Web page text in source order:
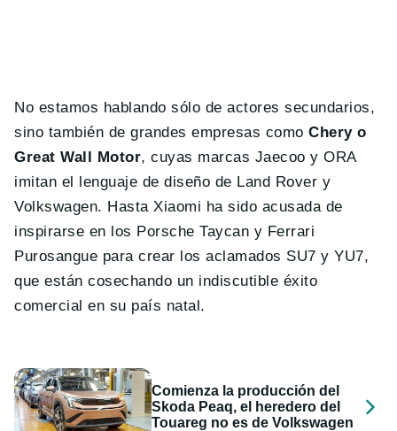
No estamos hablando sólo de actores secundarios,
sino también de grandes empresas comoChery o
Great Wall Motor, cuyas marcas Jaecoo y ORA
imitan el lenguaje de diseño de Land Rover y
Volkswagen. Hasta Xiaomi ha sido acusada de
inspirarse en los Porsche Taycan y Ferrari
Purosangue para crear los aclamados SU7 y YU7,
que están cosechando un indiscutible éxito
comercial en su país natal.
Comienza la producción del
Skoda Peaq, el heredero del
Touareg no es de Volkswagen